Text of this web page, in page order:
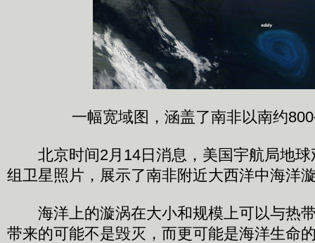
一幅宽域图，涵盖了南非以南约
北京时间2月14日消息，美国宇航局地球
组卫星照片，展示了南非附近大西洋中海洋
海洋上的漩涡在大小和规模上可以与热
带来的可能不是毁灭，而更可能是海洋生命